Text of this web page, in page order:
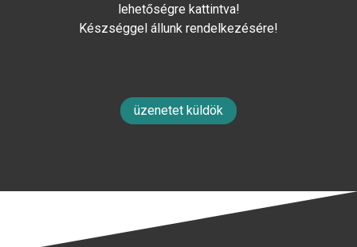
lehetőségre kattintva!
Készséggel állunk rendelkezésére!
üzenetet küldök